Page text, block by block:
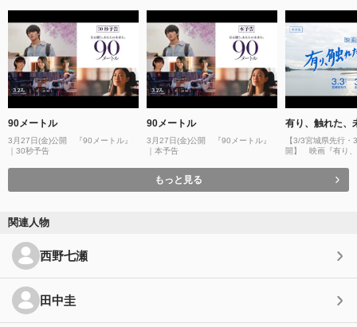
90メートル
3月27日(金)公開 『90メートル』
｜30秒予告
90メートル
3月27日(金)公開 『90メートル』
｜本予告
有り、触れた、
【3/3宮城県先行
開】 映画『有り
もっと見る
関連人物
西野七瀬
田中圭